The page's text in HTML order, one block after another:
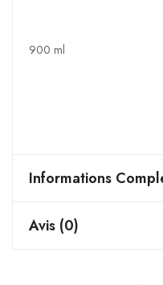
900 ml
Informations
Avis (0)